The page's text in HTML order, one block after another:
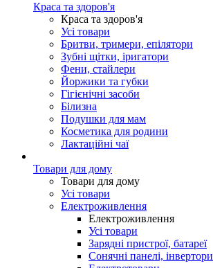
Краса та здоров'я
Краса та здоров'я
Усі товари
Бритви, тримери, епілятори
Зубні щітки, іригатори
Фени, стайлери
Йоржики та губки
Гігієнічні засоби
Білизна
Подушки для мам
Косметика для родини
Лактаційні чаї
Товари для дому
Товари для дому
Усі товари
Електроживлення
Електроживлення
Усі товари
Зарядні пристрої, батареї
Сонячні панелі, інвертори